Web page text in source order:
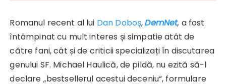
Romanul recent al lui Dan Doboș,DemNet, a fost
întâmpinat cu mult interes și simpatie atât de
către fani, cât și de criticii specializați în discutarea
genului SF. Michael Haulică, de pildă, nu ezită să-l
declare „bestsellerul acestui deceniu“, formulare